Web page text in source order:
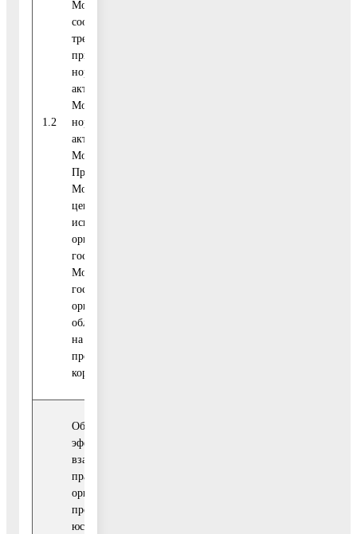
1.2
Московской области в
соответствие с
требованиями вновь
принятых федеральных
нормативных правовых
актов, законов
Московской области,
нормативных правовых
актов Губернатора
Московской области,
Правительства
Московской области,
центральных
исполнительных
органов
государственной власти
Московской области,
государственных
органов Московской
области, направленных
на реализацию мер по
противодействию
коррупции.
Обеспечение
эффективного
взаимодействия с
правоохранительными
органами, органами
прокуратуры и
юстиции, судами,